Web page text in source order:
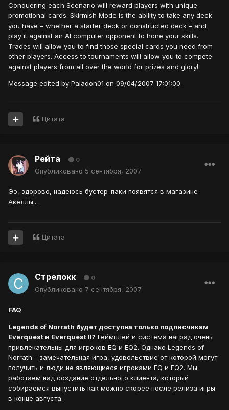
Conquering each Scenario will reward players with unique
promotional cards. Skirmish Mode is the ability to take any deck
you have – whether a starter deck or constructed deck – and
play it against an AI computer opponent to hone your skills.
Trades will allow you to find those special cards you need from
other players. Access to tournaments will allow you to compete
against players from all over the world for prizes and glory!
Message edited by Paladon01 on 09/04/2007 17:01:00.
Цитата
Рейта 0
Опубликовано 5 сентября, 2007
Ээ, здорово, надеюсь бустер-паки появятся в магазине
Акеллы...
Цитата
Стрелокк 0
Опубликовано 7 сентября, 2007
FAQ
Legends of Norrath будет доступна только подписчикам
Everquest и Everquest II? Геймплей и система наград очень
привлекательны для игроков EQ и EQ2. Однако Legends of
Norrath - замечательная игра, удовольствие от которой могут
получить и люди не являющиеся игроками EQ и EQ2. Мы
работаем над создание отдельного клиента, который
собираемся выпустить как можно скорее после релиза игры
в конце августа.